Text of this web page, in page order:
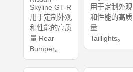
Skyline GT-R
用于定制外观
和性能的高质
量 Rear
Bumper。
用于定制外观
和性能的高质
量
Taillights。